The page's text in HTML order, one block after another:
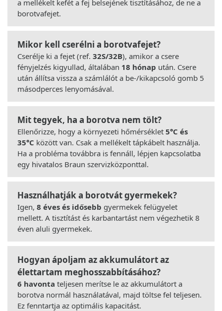
a mellékelt kefét a fej belsejének tisztításához, de ne a
borotvafejet.
Mikor kell cserélni a borotvafejet?
Cserélje ki a fejet (ref. 32S/32B), amikor a csere
fényjelzés kigyullad, általában 18 hónap után. Csere
után állítsa vissza a számlálót a be-/kikapcsoló gomb 5
másodperces lenyomásával.
Mit tegyek, ha a borotva nem tölt?
Ellenőrizze, hogy a környezeti hőmérséklet 5°C és
35°C között van. Csak a mellékelt tápkábelt használja.
Ha a probléma továbbra is fennáll, lépjen kapcsolatba
egy hivatalos Braun szervizközponttal.
Használhatják a borotvát gyermekek?
Igen, 8 éves és idősebb gyermekek felügyelet
mellett. A tisztítást és karbantartást nem végezhetik 8
éven aluli gyermekek.
Hogyan ápoljam az akkumulátort az
élettartam meghosszabbításához?
6 havonta teljesen merítse le az akkumulátort a
borotva normál használatával, majd töltse fel teljesen.
Ez fenntartja az optimális kapacitást.